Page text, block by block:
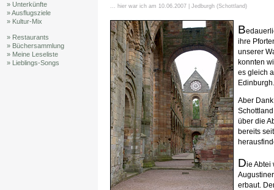
» Unterkünfte
» Ausflugsziele
» Kultur-Mix
» Restaurants
» Büchersammlung
» Meine Leseliste
» Lieblings-Songs
... hier war ich am 10.06.2007 | Jedburgh (Schottland)
B
ihre
unserer
konnten
es gleich
Edinburgh.
Aber
über die
bereits
Die Abtei
erbaut.